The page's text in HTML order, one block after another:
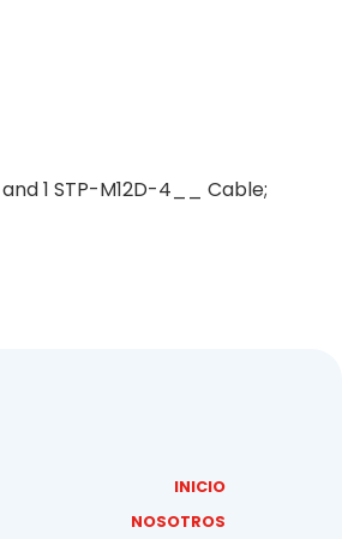
1 STP-M12D-4__ Cable;
INICIO
NOSOTROS